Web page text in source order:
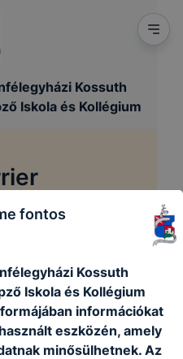
Kossuth
Iskola és Kollégium
álláshirdetéseink
fontos
Kossuth
Iskola és Kollégium
információkat
eszközén, amely
minősülhetnek. Az